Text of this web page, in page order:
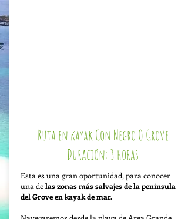
Ruta en kayak Con Negro O Grove
Duración: 3 horas
Esta es una gran oportunidad, para conocer
una delas zonas más salvajes de la peninsula
del Grove en kayak de mar.